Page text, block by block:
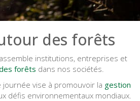
des forêts
institutions, entreprises et
forêts dans nos sociétés.
vise à promouvoir la gestion
défis environnementaux mondiaux.